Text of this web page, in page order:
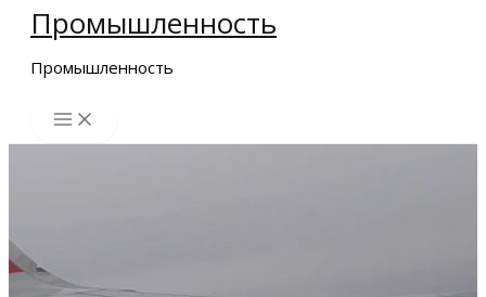
Перейти
содержимому
Промышленность
Промышленность